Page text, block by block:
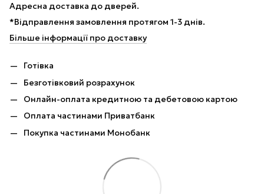
Адресна доставка до дверей.
*Відправлення замовлення протягом 1-3 днів.
Більше інформації про доставку
Готівка
Безготівковий розрахунок
Онлайн-оплата кредитною та дебетовою картою
Оплата частинами Приватбанк
Покупка частинами Монобанк